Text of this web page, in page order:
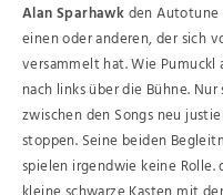
Alan Sparhawkden Autotune
einen oder anderen, der sich
versammelt hat. Wie
nach links über die Bühne.
zwischen den Songs neu
stoppen. Seine beiden
spielen irgendwie keine